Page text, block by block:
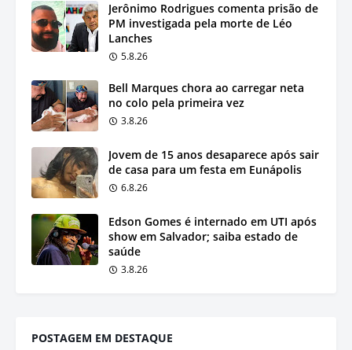
Jerônimo Rodrigues comenta prisão de
PM investigada pela morte de Léo
Lanches
5.8.26
Bell Marques chora ao carregar neta
no colo pela primeira vez
3.8.26
Jovem de 15 anos desaparece após sair
de casa para um festa em Eunápolis
6.8.26
Edson Gomes é internado em UTI após
show em Salvador; saiba estado de
saúde
3.8.26
POSTAGEM EM DESTAQUE